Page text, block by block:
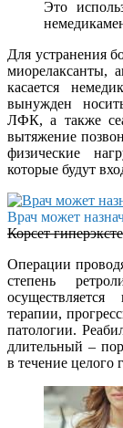
Это
Для устранения
миорелаксанты,
касается
вынужден
ЛФК, а также
вытяжение
физические
которые будут
Врач может
Корсет
Операции
степень
терапии,
патологии.
длительный –
в течение целого